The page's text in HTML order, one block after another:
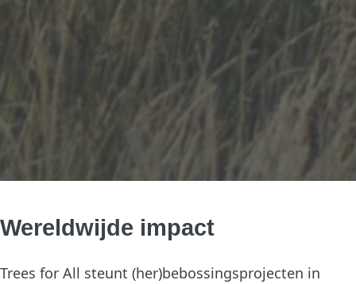
Wereldwijde impact
Trees for All steunt (her)bebossingsprojecten in